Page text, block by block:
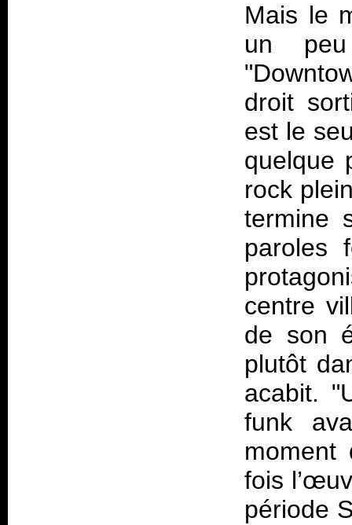
Mais le
un
droit
est le
quelque
rock
termine
paroles
centre
de son
plutôt
acabit.
funk
moment
fois
période